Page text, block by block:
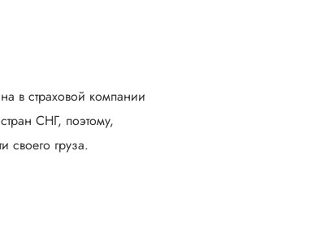
в страховой компании
СНГ, поэтому,
своего груза.